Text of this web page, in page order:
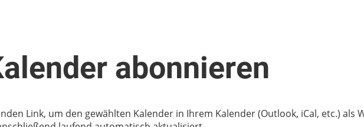
abonnieren
Link, um den gewählten Kalender in Ihrem Kalender (Outlook, iCal, etc.) als